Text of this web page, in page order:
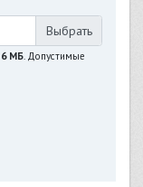
6 МБ. Допустимые